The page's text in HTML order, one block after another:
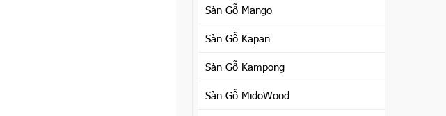
Sàn Gỗ Mango
Sàn Gỗ Kapan
Sàn Gỗ Kampong
Sàn Gỗ MidoWood